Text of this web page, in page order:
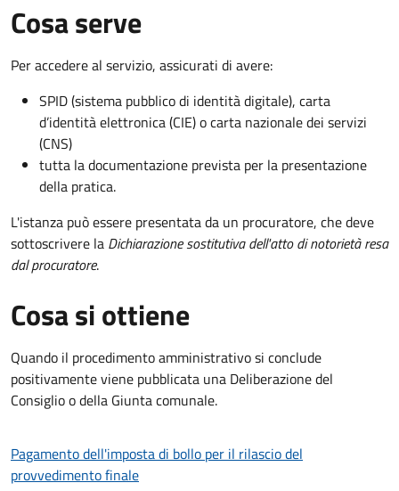
Cosa serve
Per accedere al servizio, assicurati di avere:
SPID (sistema pubblico di identità digitale), carta
d’identità elettronica (CIE) o carta nazionale dei servizi
(CNS)
tutta la documentazione prevista per la presentazione
della pratica.
L'istanza può essere presentata da un procuratore, che deve
sottoscrivere la Dichiarazione sostitutiva dell'atto di notorietà resa
dal procuratore.
Cosa si ottiene
Quando il procedimento amministrativo si conclude
positivamente viene pubblicata una Deliberazione del
Consiglio o della Giunta comunale.
Pagamento dell'imposta di bollo per il rilascio del
provvedimento finale